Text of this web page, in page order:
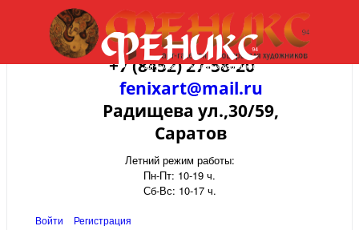
+7 (8452) 27-58-20
fenixart@mail.ru
Радищева ул.,30/59,
Саратов
Летний режим работы:
Пн-Пт: 10-19 ч.
Сб-Вс: 10-17 ч.
Войти
Регистрация